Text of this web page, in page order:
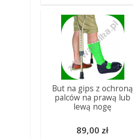
But na gips z ochroną
palców na prawą lub
lewą nogę
89,00 zł